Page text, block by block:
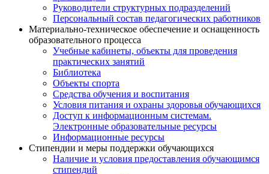
Руководители структурных подразделений
Персональный состав педагогических работников
Материально-техническое обеспечение и оснащенность
образовательного процесса
Учебные кабинеты, объекты для проведения
практических занятий
Библиотека
Объекты спорта
Средства обучения и воспитания
Условия питания и охраны здоровья обучающихся
Доступ к информационным системам.
Электронные образовательные ресурсы
Информационные ресурсы
Стипендии и меры поддержки обучающихся
Наличие и условия предоставления обучающимся
стипендий